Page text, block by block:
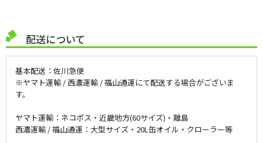
配送について
基本配送：佐川急便
※ヤマト運輸 / 西濃運輸 / 福山通運にて配送する場合がございま
す。
ヤマト運輸：ネコポス・近畿地方(60サイズ)・離島
西濃運輸 / 福山通運：大型サイズ・20L缶オイル・クローラー等